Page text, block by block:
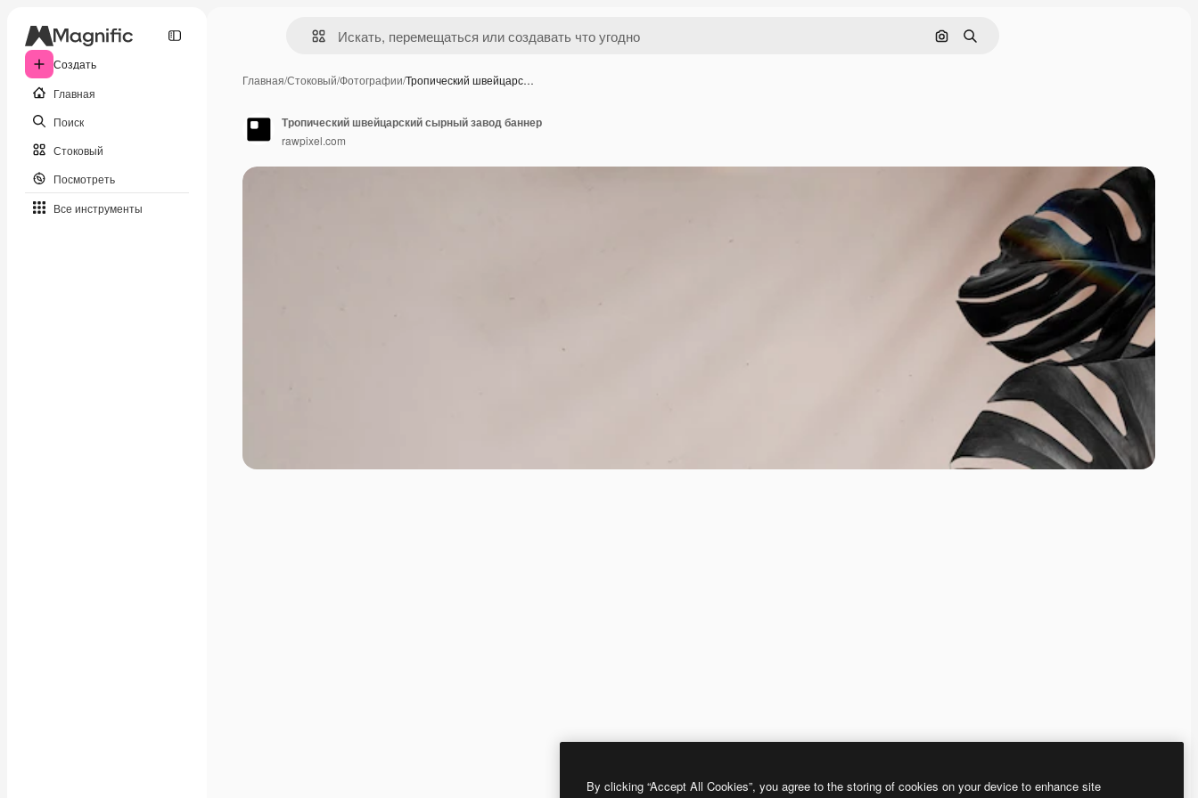
Создать
Главная
Поиск
Стоковый
Посмотреть
Все инструменты
Поиск по изображению
Поиск
Главная/Стоковый/Фотографии/Тропический швейцарс…
Тропический швейцарский сырный завод баннер
rawpixel.com
By clicking “Accept All Cookies”, you agree to the storing of cookies on your device to enhance site